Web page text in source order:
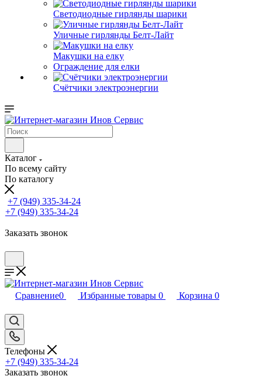
Светодиодные гирлянды шарики
Уличные гирлянды Белт-Лайт
Макушки на елку
Ограждение для елки
Счётчики электроэнергии
Каталог
По всему сайту
По каталогу
+7 (949) 335-34-24
+7 (949) 335-34-24
Заказать звонок
Сравнение0 Избранные товары 0 Корзина 0
Телефоны
+7 (949) 335-34-24
Заказать звонок